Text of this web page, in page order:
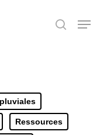
search
Menu
Ressources